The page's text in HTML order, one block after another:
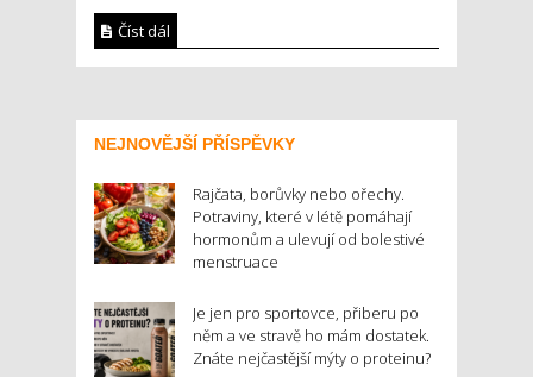
Číst dál
NEJNOVĚJŠÍ PŘÍSPĚVKY
Rajčata, borůvky nebo ořechy.
Potraviny, které v létě pomáhají
hormonům a ulevují od bolestivé
menstruace
Je jen pro sportovce, přiberu po
něm a ve stravě ho mám dostatek.
Znáte nejčastější mýty o proteinu?